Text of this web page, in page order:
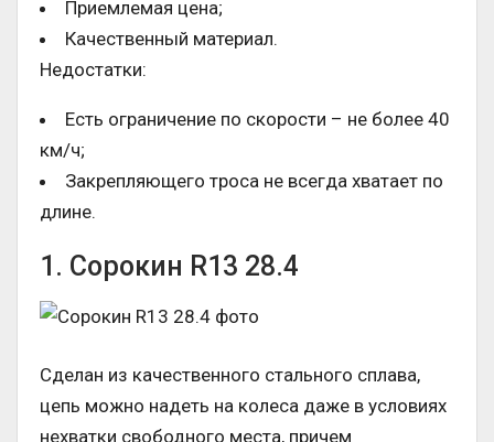
Приемлемая цена;
Качественный материал.
Недостатки:
Есть ограничение по скорости – не более 40
км/ч;
Закрепляющего троса не всегда хватает по
длине.
1. Сорокин R13 28.4
Сделан из качественного стального сплава,
цепь можно надеть на колеса даже в условиях
нехватки свободного места, причем